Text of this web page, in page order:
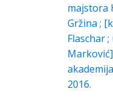
majstora
Gržina ;
Flaschar
2016.